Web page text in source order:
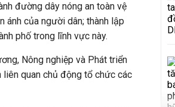
đường dây nóng an toàn vệ
ánh của người dân; thành lập
phố trong lĩnh vực này.
Nông nghiệp và Phát triển
liên quan chủ động tổ chức các